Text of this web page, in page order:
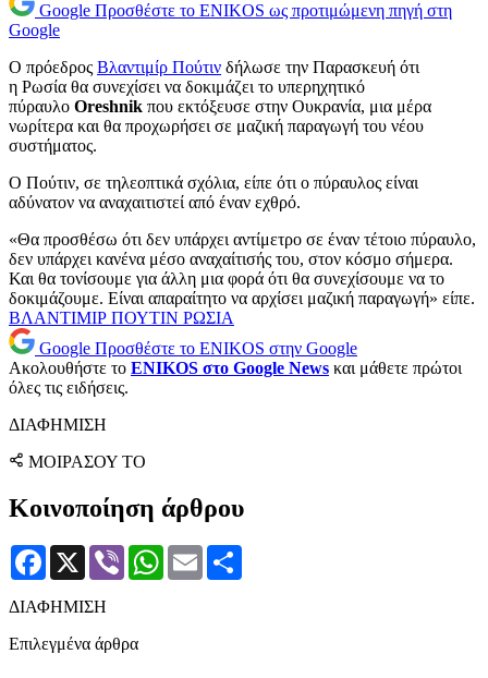
Google Προσθέστε το ENIKOS ως προτιμώμενη πηγή στη
Google
Ο πρόεδρος Βλαντιμίρ Πούτιν δήλωσε την Παρασκευή ότι
η Ρωσία θα συνεχίσει να δοκιμάζει το υπερηχητικό
πύραυλο Oreshnik που εκτόξευσε στην Ουκρανία, μια μέρα
νωρίτερα και θα προχωρήσει σε μαζική παραγωγή του νέου
συστήματος.
Ο Πούτιν, σε τηλεοπτικά σχόλια, είπε ότι ο πύραυλος είναι
αδύνατον να αναχαιτιστεί από έναν εχθρό.
«Θα προσθέσω ότι δεν υπάρχει αντίμετρο σε έναν τέτοιο πύραυλο,
δεν υπάρχει κανένα μέσο αναχαίτισής του, στον κόσμο σήμερα.
Και θα τονίσουμε για άλλη μια φορά ότι θα συνεχίσουμε να το
δοκιμάζουμε. Είναι απαραίτητο να αρχίσει μαζική παραγωγή» είπε.
ΒΛΑΝΤΙΜΙΡ ΠΟΥΤΙΝ ΡΩΣΙΑ
Google Προσθέστε το ENIKOS στην Google
Ακολουθήστε το ENIKOS στο Google News και μάθετε πρώτοι
όλες τις ειδήσεις.
ΔΙΑΦΗΜΙΣΗ
ΜΟΙΡΑΣΟΥ ΤΟ
Κοινοποίηση άρθρου
Facebook
X Viber WhatsApp
Email
ΔΙΑΦΗΜΙΣΗ
Επιλεγμένα άρθρα